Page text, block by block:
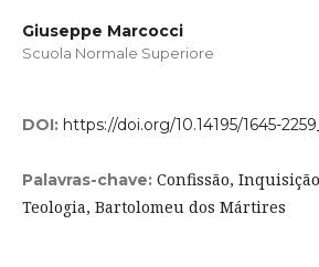
Giuseppe Marcocci
Scuola Normale Superiore
DOI: https://doi.org/10.14195/1645-
Palavras-chave: Confissão,
Teologia, Bartolomeu dos Mártires